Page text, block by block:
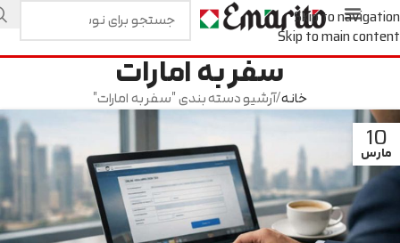
Skip to navigation
Skip to main content
سفر به امارات
خانه آرشیو دسته بندی "سفر به امارات"
10
مارس